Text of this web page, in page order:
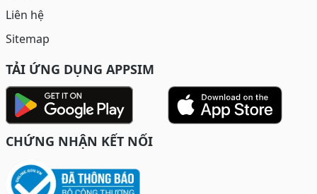
Liên hệ
Sitemap
TẢI ỨNG DỤNG APPSIM
CHỨNG NHẬN KẾT NỐI